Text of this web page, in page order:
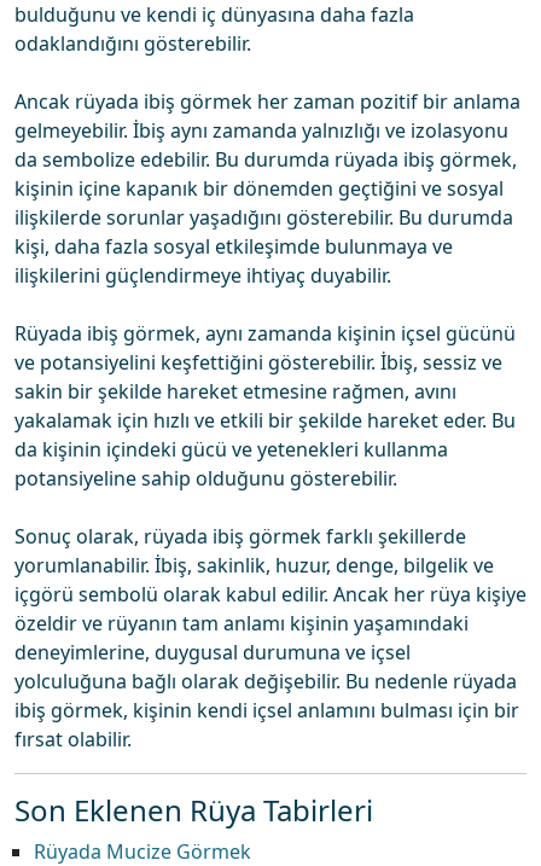
bulduğunu ve kendi iç dünyasına daha fazla
odaklandığını gösterebilir.
Ancak rüyada ibiş görmek her zaman pozitif bir anlama
gelmeyebilir. İbiş aynı zamanda yalnızlığı ve izolasyonu
da sembolize edebilir. Bu durumda rüyada ibiş görmek,
kişinin içine kapanık bir dönemden geçtiğini ve sosyal
ilişkilerde sorunlar yaşadığını gösterebilir. Bu durumda
kişi, daha fazla sosyal etkileşimde bulunmaya ve
ilişkilerini güçlendirmeye ihtiyaç duyabilir.
Rüyada ibiş görmek, aynı zamanda kişinin içsel gücünü
ve potansiyelini keşfettiğini gösterebilir. İbiş, sessiz ve
sakin bir şekilde hareket etmesine rağmen, avını
yakalamak için hızlı ve etkili bir şekilde hareket eder. Bu
da kişinin içindeki gücü ve yetenekleri kullanma
potansiyeline sahip olduğunu gösterebilir.
Sonuç olarak, rüyada ibiş görmek farklı şekillerde
yorumlanabilir. İbiş, sakinlik, huzur, denge, bilgelik ve
içgörü sembolü olarak kabul edilir. Ancak her rüya kişiye
özeldir ve rüyanın tam anlamı kişinin yaşamındaki
deneyimlerine, duygusal durumuna ve içsel
yolculuğuna bağlı olarak değişebilir. Bu nedenle rüyada
ibiş görmek, kişinin kendi içsel anlamını bulması için bir
fırsat olabilir.
Son Eklenen Rüya Tabirleri
Rüyada Mucize Görmek